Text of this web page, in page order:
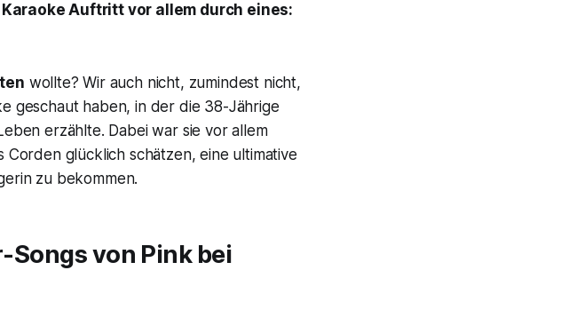
Auftritt vor allem durch eines:
wollte? Wir auch nicht, zumindest nicht,
geschaut haben, in der die 38-Jährige
erzählte. Dabei war sie vor allem
glücklich schätzen, eine ultimative
zu bekommen.
von Pink bei